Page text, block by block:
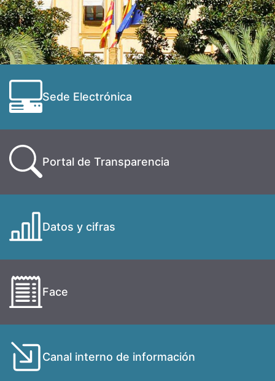
Sede Electrónica
Portal de Transparencia
Datos y cifras
Face
Canal interno de información